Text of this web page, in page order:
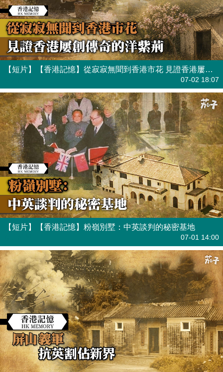
【短片】【香港記憶】從寂寂無聞到香港市花 見證香港屢創傳奇的洋紫荊
07-02 18:07
【短片】【香港記憶】粉嶺別墅：中英談判的秘密基地
07-01 14:00